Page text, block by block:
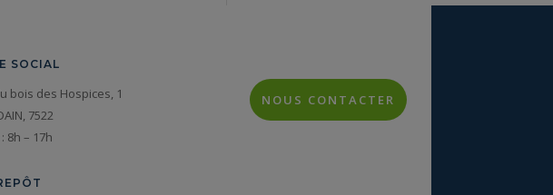
SOCIAL
bois des Hospices, 1
7522
8h – 17h
NOUS CONTACTER